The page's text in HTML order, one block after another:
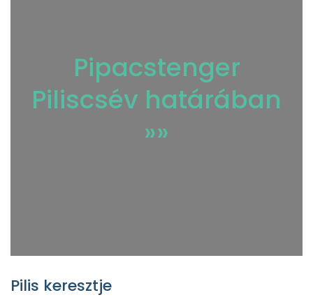
Pipacstenger
Piliscsév határában
»»
Pilis keresztje